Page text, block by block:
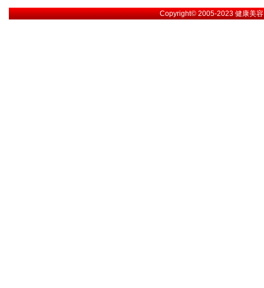
Copyright© 2005-2023健康美